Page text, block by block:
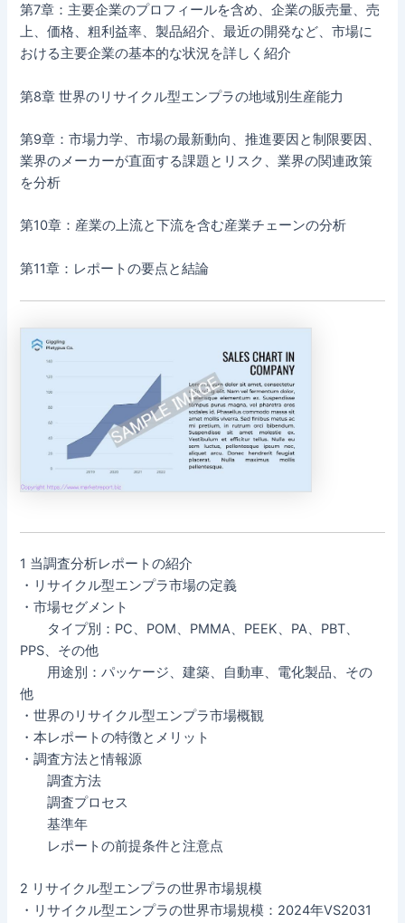
第7章：主要企業のプロフィールを含め、企業の販売量、売
上、価格、粗利益率、製品紹介、最近の開発など、市場に
おける主要企業の基本的な状況を詳しく紹介
第8章 世界のリサイクル型エンプラの地域別生産能力
第9章：市場力学、市場の最新動向、推進要因と制限要因、
業界のメーカーが直面する課題とリスク、業界の関連政策
を分析
第10章：産業の上流と下流を含む産業チェーンの分析
第11章：レポートの要点と結論
1 当調査分析レポートの紹介
・リサイクル型エンプラ市場の定義
・市場セグメント
タイプ別：PC、POM、PMMA、PEEK、PA、PBT、
PPS、その他
用途別：パッケージ、建築、自動車、電化製品、その
他
・世界のリサイクル型エンプラ市場概観
・本レポートの特徴とメリット
・調査方法と情報源
調査方法
調査プロセス
基準年
レポートの前提条件と注意点
2 リサイクル型エンプラの世界市場規模
・リサイクル型エンプラの世界市場規模：2024年VS2031